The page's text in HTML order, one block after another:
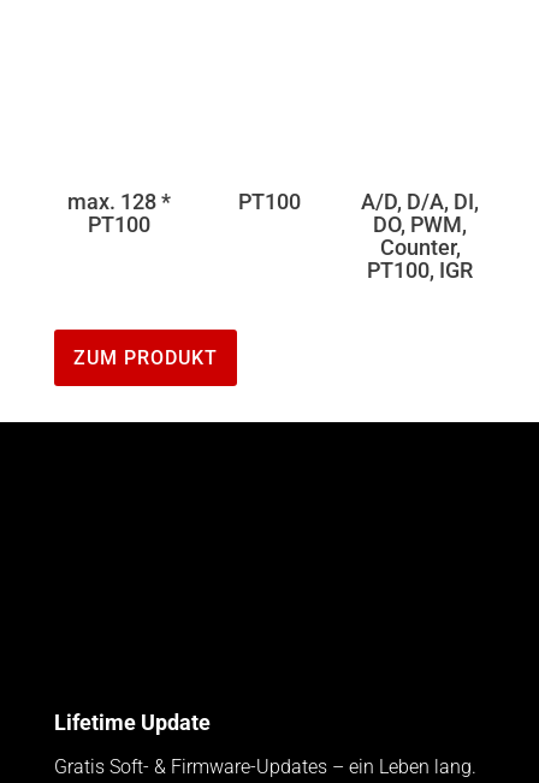
max. 128 *
PT100
PT100
A/D, D/A, DI,
DO, PWM,
Counter,
PT100, IGR
ZUM PRODUKT
Lifetime Update
Gratis Soft- & Firmware-Updates – ein Leben lang.